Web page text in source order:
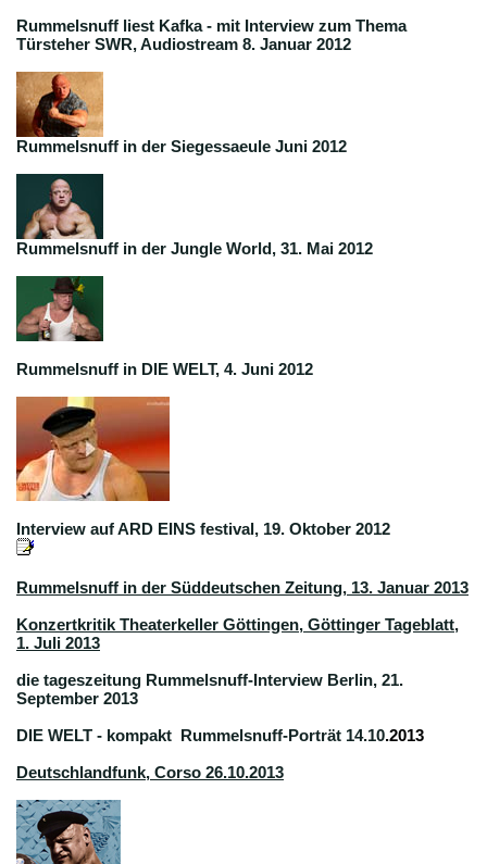
Rummelsnuff liest Kafka - mit Interview zum Thema
Türsteher SWR, Audiostream 8. Januar 2012
Rummelsnuff in der Siegessaeule Juni 2012
Rummelsnuff in der Jungle World, 31. Mai 2012
Rummelsnuff in DIE WELT, 4. Juni 2012
Interview auf ARD EINS festival, 19. Oktober 2012
Rummelsnuff in der Süddeutschen Zeitung, 13. Januar 2013
Konzertkritik Theaterkeller Göttingen, Göttinger Tageblatt,
1. Juli 2013
die tageszeitung Rummelsnuff-Interview Berlin, 21.
September 2013
DIE WELT - kompakt Rummelsnuff-Porträt 14.10.2013
Deutschlandfunk, Corso 26.10.2013